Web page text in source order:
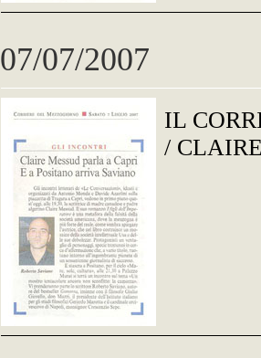
07/07/2007
IL
/